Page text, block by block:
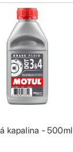
kapalina - 500ml